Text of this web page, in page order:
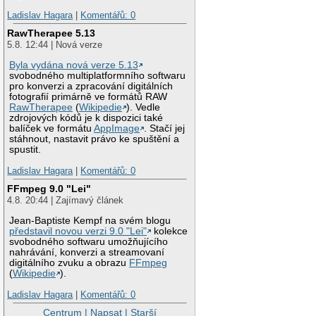
Ladislav Hagara | Komentářů: 0
RawTherapee 5.13
5.8. 12:44 | Nová verze
Byla vydána nová verze 5.13
svobodného multiplatformního softwaru
pro konverzi a zpracování digitálních
fotografií primárně ve formátů RAW
RawTherapee (Wikipedie ). Vedle
zdrojových kódů je k dispozici také
balíček ve formátuAppImage
. Stačí jej
stáhnout, nastavit právo ke spuštění a
spustit.
Ladislav Hagara | Komentářů: 0
FFmpeg 9.0 "Lei"
4.8. 20:44 | Zajímavý článek
Jean-Baptiste Kempf na svém blogu
představil novou verzi 9.0 "Lei"
kolekce
svobodného softwaru umožňujícího
nahrávání, konverzi a streamovaní
digitálního zvuku a obrazu FFmpeg
(Wikipedie ).
Ladislav Hagara | Komentářů: 0
Centrum | Napsat| Starší